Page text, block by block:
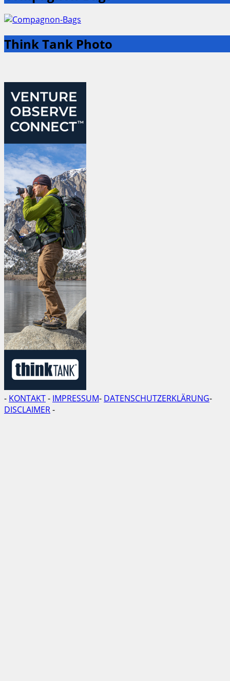
Think Tank Photo
- KONTAKT- IMPRESSUM- DATENSCHUTZERKLÄRUNG-
DISCLAIMER-